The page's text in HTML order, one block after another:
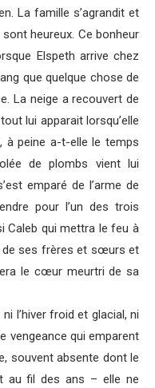
La famille s’agrandit et
heureux. Ce bonheur
Elspeth arrive chez
que quelque chose de
La neige a recouvert de
lui apparait lorsqu’elle
à peine a-t-elle le temps
de plombs vient lui
emparé de l’arme de
pour l’un des trois
Caleb qui mettra le feu à
de ses frères et sœurs et
le cœur meurtri de sa
l’hiver froid et glacial, ni
vengeance qui emparent
souvent absente dont le
au fil des ans – elle ne